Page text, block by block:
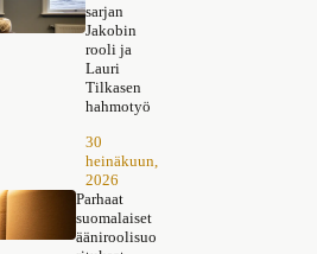
sarjan
Jakobin
rooli ja
Lauri
Tilkasen
hahmotyö
30
heinäkuun,
2026
Parhaat
suomalaiset
ääniroolisuo